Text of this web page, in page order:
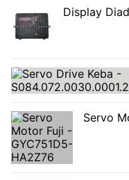
Display
Servo